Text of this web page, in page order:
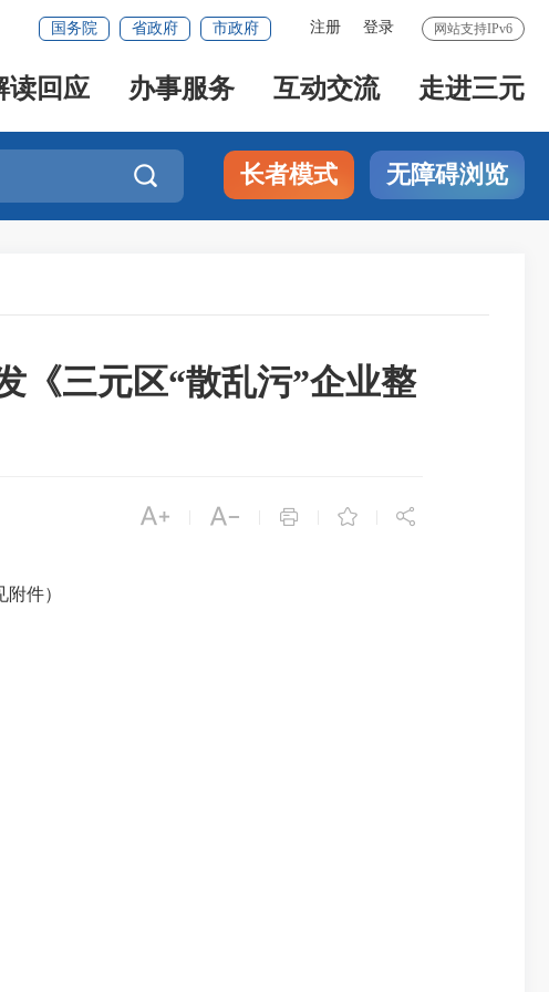
网站支持IPv6
注册 登录
国务院 省政府 市政府
读回应 办事服务 互动交流 走进三元
 长者模式 无障碍浏览
《三元区“散乱污”企业整
    
件）